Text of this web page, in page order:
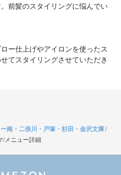
前髪のスタイリングに悩んでい
ー仕上げやアイロンを使ったス
てスタイリングさせていただき
南・二俣川・戸塚・杉田・金沢文庫/
/メニュー詳細